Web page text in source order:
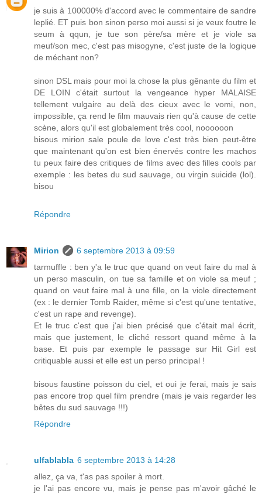
je suis à 100000% d'accord avec le commentaire de sandre
leplié. ET puis bon sinon perso moi aussi si je veux foutre le
seum à qqun, je tue son père/sa mère et je viole sa
meuf/son mec, c'est pas misogyne, c'est juste de la logique
de méchant non?
sinon DSL mais pour moi la chose la plus gênante du film et
DE LOIN c'était surtout la vengeance hyper MALAISE
tellement vulgaire au delà des cieux avec le vomi, non,
impossible, ça rend le film mauvais rien qu'à cause de cette
scène, alors qu'il est globalement très cool, noooooon
bisous mirion sale poule de love c'est très bien peut-être
que maintenant qu'on est bien énervés contre les machos
tu peux faire des critiques de films avec des filles cools par
exemple : les betes du sud sauvage, ou virgin suicide (lol).
bisou
Répondre
Mirion
6 septembre 2013 à 09:59
tarmuffle : ben y'a le truc que quand on veut faire du mal à
un perso masculin, on tue sa famille et on viole sa meuf ;
quand on veut faire mal à une fille, on la viole directement
(ex : le dernier Tomb Raider, même si c'est qu'une tentative,
c'est un rape and revenge).
Et le truc c'est que j'ai bien précisé que c'était mal écrit,
mais que justement, le cliché ressort quand même à la
base. Et puis par exemple le passage sur Hit Girl est
critiquable aussi et elle est un perso principal !
bisous faustine poisson du ciel, et oui je ferai, mais je sais
pas encore trop quel film prendre (mais je vais regarder les
bêtes du sud sauvage !!!)
Répondre
ulfablabla 6 septembre 2013 à 14:28
allez, ça va, t'as pas spoiler à mort.
je l'ai pas encore vu, mais je pense pas m'avoir gâché le